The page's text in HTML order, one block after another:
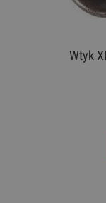
Wtyk